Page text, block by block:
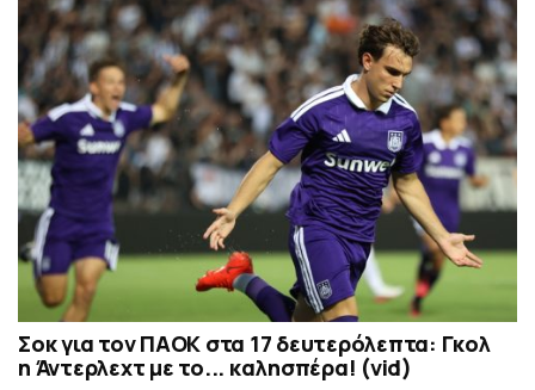
Σοκ για τον ΠΑΟΚ στα 17 δευτερόλεπτα: Γκολ
η Άντερλεχτ με το... καλησπέρα! (vid)